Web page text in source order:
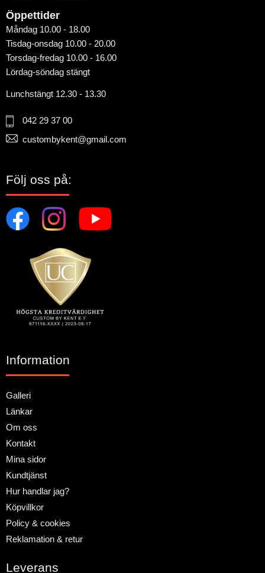
Öppettider
Måndag 10.00 - 18.00
Tisdag-onsdag 10.00 - 20.00
Torsdag-fredag 10.00 - 16.00
Lördag-söndag stängt
Lunchstängt 12.30 - 13.30
042 29 37 00
custombykent@gmail.com
Följ oss på:
Information
Galleri
Länkar
Om oss
Kontakt
Mina sidor
Kundtjänst
Hur handlar jag?
Köpvillkor
Policy & cookies
Reklamation & retur
Leverans